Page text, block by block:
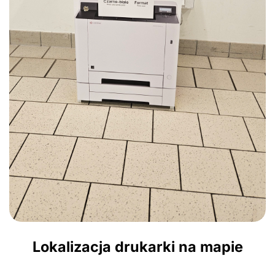
Lokalizacja drukarki na mapie